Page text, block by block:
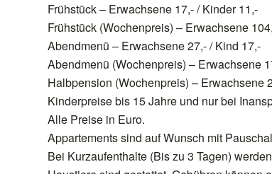
Frühstück – Erwachsene 17,- / Kinder 11,-
Frühstück (Wochenpreis) – Erwachsene
Abendmenü – Erwachsene 27,- / Kind 17,-
Abendmenü (Wochenpreis) – Erwachsene
Halbpension (Wochenpreis) – Erwachsene
Kinderpreise bis 15 Jahre und nur bei
Alle Preise in Euro.
Appartements sind auf Wunsch mit
Bei Kurzaufenthalte (Bis zu 3 Tagen)